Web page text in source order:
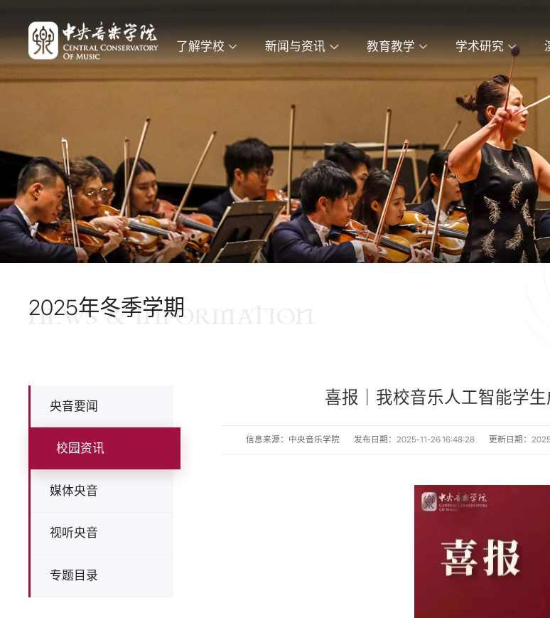
了解学校 新闻与资讯 教育教学 学术研究
2025年冬季学期
NEWS & INFORMATION
央音要闻
校园资讯
媒体央音
视听央音
专题目录
喜报｜我校音乐人工智能学
信息来源：中央音乐学院 发布日期：2025-11-26 16:48:28 更新日期：